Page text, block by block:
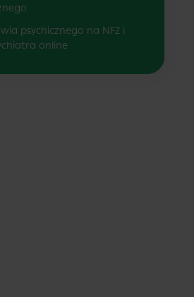
psychicznego na NFZ i
online